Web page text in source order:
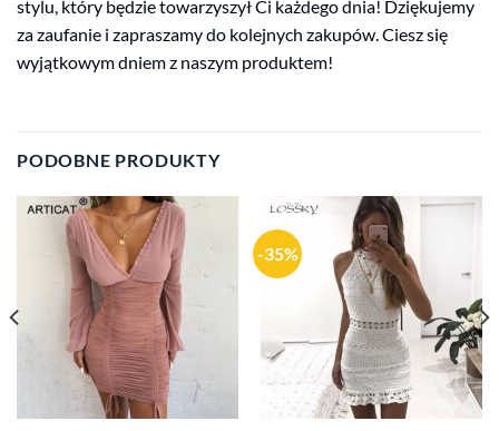
stylu, który będzie towarzyszył Ci każdego dnia! Dziękujemy
za zaufanie i zapraszamy do kolejnych zakupów. Ciesz się
wyjątkowym dniem z naszym produktem!
PODOBNE PRODUKTY
-35%